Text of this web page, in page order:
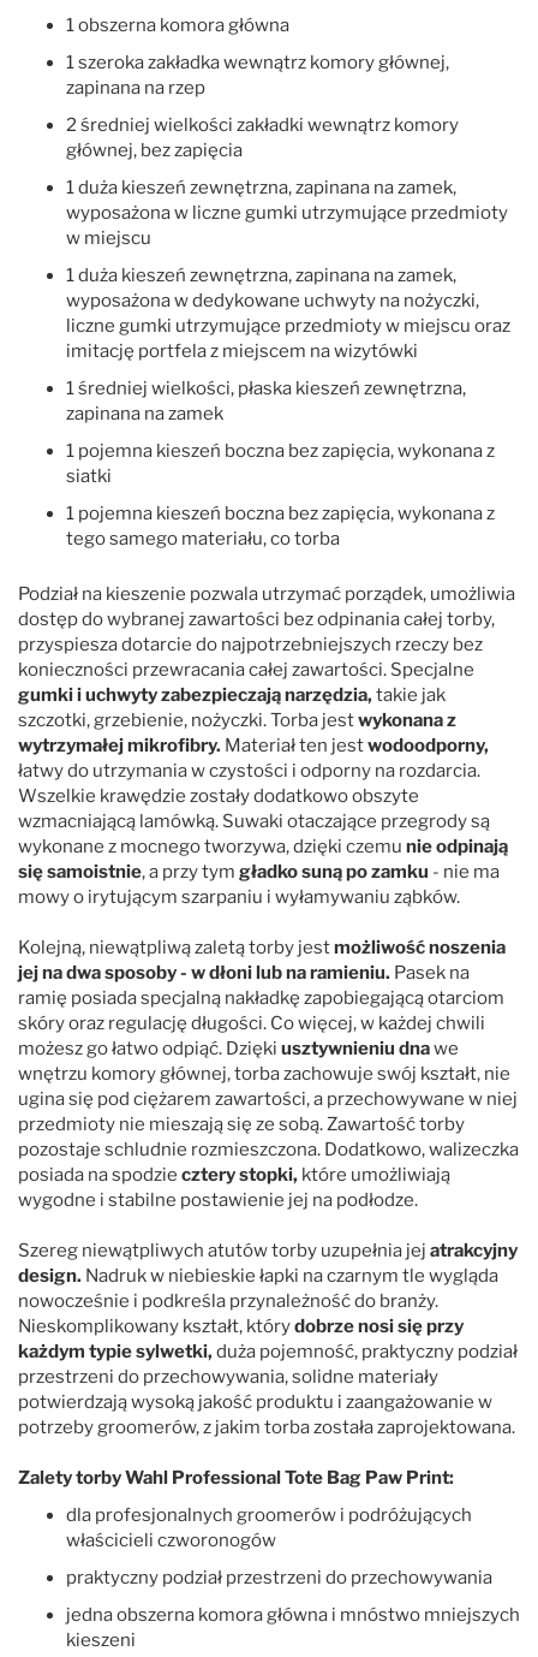
1 obszerna komora główna
1 szeroka zakładka wewnątrz komory głównej,
zapinana na rzep
2 średniej wielkości zakładki wewnątrz komory
głównej, bez zapięcia
1 duża kieszeń zewnętrzna, zapinana na zamek,
wyposażona w liczne gumki utrzymujące przedmioty
w miejscu
1 duża kieszeń zewnętrzna, zapinana na zamek,
wyposażona w dedykowane uchwyty na nożyczki,
liczne gumki utrzymujące przedmioty w miejscu oraz
imitację portfela z miejscem na wizytówki
1 średniej wielkości, płaska kieszeń zewnętrzna,
zapinana na zamek
1 pojemna kieszeń boczna bez zapięcia, wykonana z
siatki
1 pojemna kieszeń boczna bez zapięcia, wykonana z
tego samego materiału, co torba
Podział na kieszenie pozwala utrzymać porządek, umożliwia
dostęp do wybranej zawartości bez odpinania całej torby,
przyspiesza dotarcie do najpotrzebniejszych rzeczy bez
konieczności przewracania całej zawartości. Specjalne
gumki i uchwyty zabezpieczają narzędzia,takie jak
szczotki, grzebienie, nożyczki. Torba jestwykonana z
wytrzymałej mikrofibry. Materiał ten jestwodoodporny,
łatwy do utrzymania w czystości i odporny na rozdarcia.
Wszelkie krawędzie zostały dodatkowo obszyte
wzmacniającą lamówką. Suwaki otaczające przegrody są
wykonane z mocnego tworzywa, dzięki czemu nie odpinają
się samoistnie, a przy tym gładko suną po zamku - nie ma
mowy o irytującym szarpaniu i wyłamywaniu ząbków.
Kolejną, niewątpliwą zaletą torby jestmożliwość noszenia
jej na dwa sposoby - w dłoni lub na ramieniu. Pasek na
ramię posiada specjalną nakładkę zapobiegającą otarciom
skóry oraz regulację długości. Co więcej, w każdej chwili
możesz go łatwo odpiąć. Dzięki usztywnieniu dnawe
wnętrzu komory głównej, torba zachowuje swój kształt, nie
ugina się pod ciężarem zawartości, a przechowywane w niej
przedmioty nie mieszają się ze sobą. Zawartość torby
pozostaje schludnie rozmieszczona. Dodatkowo, walizeczka
posiada na spodzie cztery stopki, które umożliwiają
wygodne i stabilne postawienie jej na podłodze.
Szereg niewątpliwych atutów torby uzupełnia jej atrakcyjny
design. Nadruk w niebieskie łapki na czarnym tle wygląda
nowocześnie i podkreśla przynależność do branży.
Nieskomplikowany kształt, którydobrze nosi się przy
każdym typie sylwetki,duża pojemność, praktyczny podział
przestrzeni do przechowywania, solidne materiały
potwierdzają wysoką jakość produktu i zaangażowanie w
potrzeby groomerów, z jakim torba została zaprojektowana.
Zalety torbyWahl Professional Tote Bag Paw Print:
dla profesjonalnych groomerów i podróżujących
właścicieli czworonogów
praktyczny podział przestrzeni do przechowywania
jedna obszerna komora główna i mnóstwo mniejszych
kieszeni